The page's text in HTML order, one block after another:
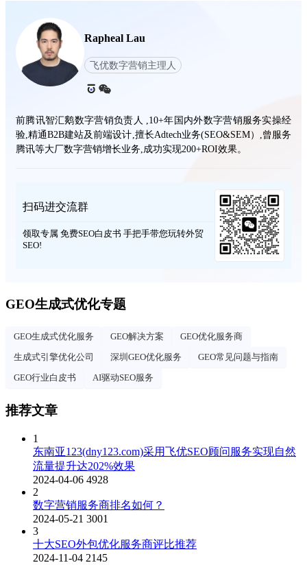
Rapheal Lau
飞优数字营销主理人
前腾讯智汇鹅数字营销负责人 ,10+年国内外数字营销服务实操经
验,精通B2B建站及前端设计,擅长Adtech业务(SEO&SEM）,曾服务
腾讯等大厂数字营销增长业务,成功实现200+ROI效果。
扫码进交流群
领取专属 免费SEO白皮书 手把手带您玩转外贸
SEO!
GEO生成式优化专题
GEO生成式优化服务 GEO解决方案
GEO优化服务商
生成式引擎优化公司
深圳GEO优化服务
GEO常见问题与指南
GEO行业白皮书
AI驱动SEO服务
推荐文章
1
东南亚123(dny123.com)采用飞优SEO顾问服务实现自然
流量提升达202%效果
2024-04-06 4928
2
数字营销服务商排名如何？
2024-05-21 3001
3
十大SEO外包优化服务商评比推荐
2024-11-04 2145